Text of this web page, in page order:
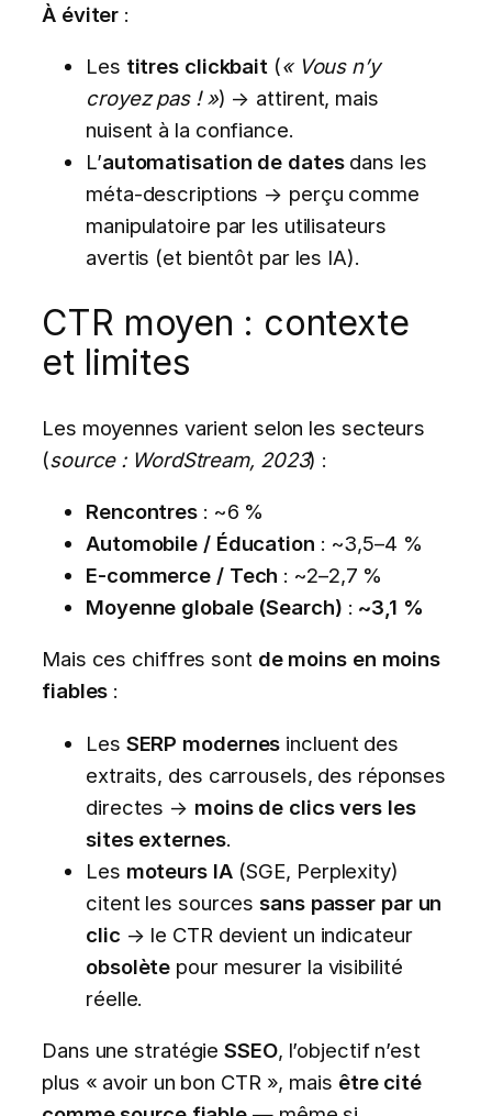
À éviter :
Les titres clickbait (« Vous n’y
croyez pas ! ») → attirent, mais
nuisent à la confiance.
L’automatisation de datesdans les
méta-descriptions → perçu comme
manipulatoire par les utilisateurs
avertis (et bientôt par les IA).
CTR moyen : contexte
et limites
Les moyennes varient selon les secteurs
(source : WordStream, 2023) :
Rencontres : ~6 %
Automobile / Éducation : ~3,5–4 %
E-commerce / Tech : ~2–2,7 %
Moyenne globale (Search) : ~3,1 %
Mais ces chiffres sont de moins en moins
fiables :
Les SERP modernes incluent des
extraits, des carrousels, des réponses
directes → moins de clics vers les
sites externes.
Les moteurs IA(SGE, Perplexity)
citent les sourcessans passer par un
clic → le CTR devient un indicateur
obsolète pour mesurer la visibilité
réelle.
Dans une stratégieSSEO, l’objectif n’est
plus « avoir un bon CTR », mais être cité